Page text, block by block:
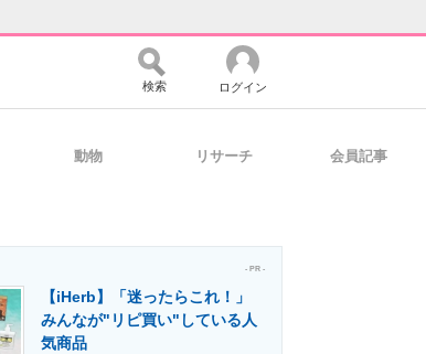
マーケ×ITの今がよく分かる
検索 ログイン
動物 リサーチ 会員記事
- PR -
【iHerb】「迷ったらこれ！」
みんなが"リピ買い"している人
気商品